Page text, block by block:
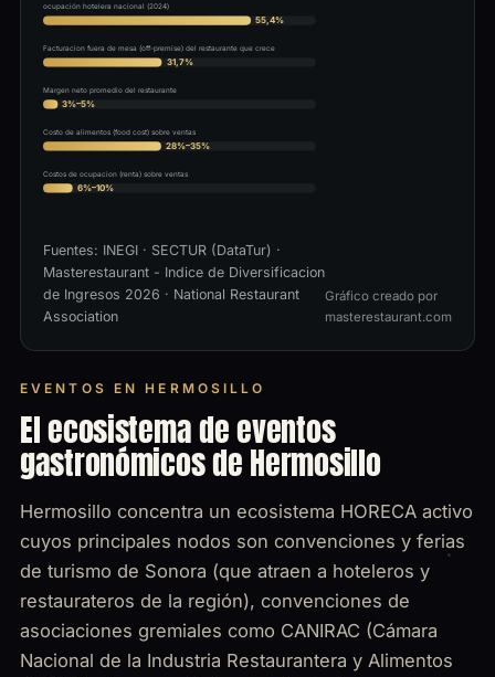
ocupación hotelera nacional (2024)
55,4%
Facturacion fuera de mesa (off-premise) del restaurante que crece
31,7%
Margen neto promedio del restaurante
3%–5%
Costo de alimentos (food cost) sobre ventas
28%–35%
Costos de ocupacion (renta) sobre ventas
6%–10%
Fuentes: INEGI · SECTUR (DataTur) ·
Masterestaurant - Indice de Diversificacion
de Ingresos 2026 · National Restaurant
Association
Gráfico creado por
masterestaurant.com
EVENTOS EN HERMOSILLO
El ecosistema de eventos
gastronómicos de Hermosillo
Hermosillo concentra un ecosistema HORECA activo
cuyos principales nodos son convenciones y ferias
de turismo de Sonora (que atraen a hoteleros y
restaurateros de la región), convenciones de
asociaciones gremiales como CANIRAC (Cámara
Nacional de la Industria Restaurantera y Alimentos